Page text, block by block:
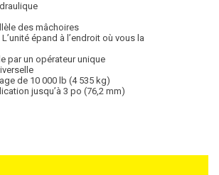
des mâchoires
épand à l’endroit où vous la
par un opérateur unique
de 10 000 lb (4 535 kg)
jusqu’à 3 po (76,2 mm)